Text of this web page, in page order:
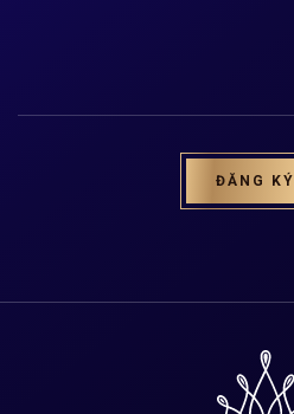
ĐĂNG KÝ